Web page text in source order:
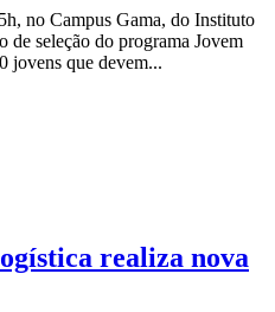
no Campus Gama, do Instituto
seleção do programa Jovem
jovens que devem...
realiza nova